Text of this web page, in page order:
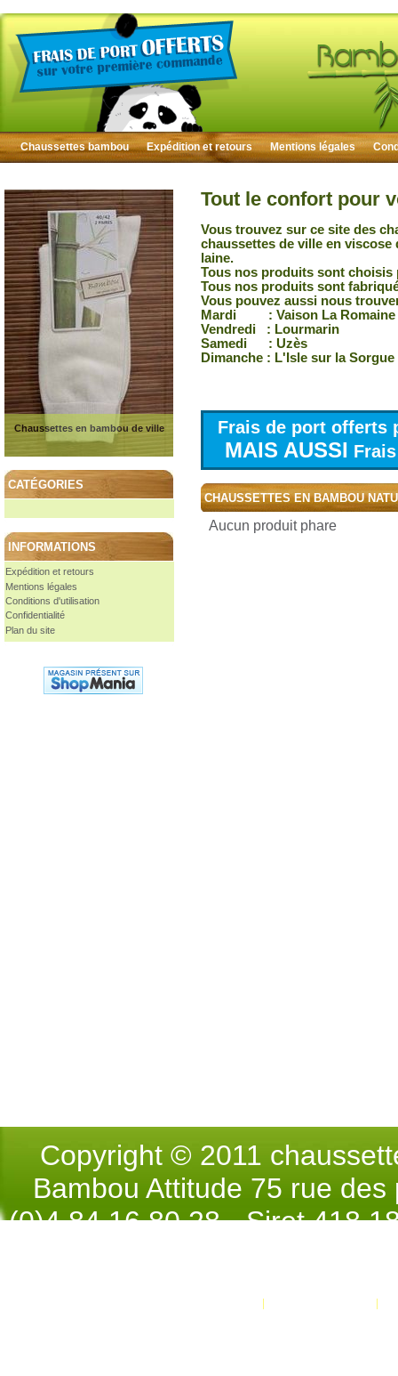
Chaussettes bambou Expédition et retours Mentions légales
Chaussettes en bambou de ville
CATÉGORIES
INFORMATIONS
Expédition et retours
Mentions légales
Conditions d'utilisation
Confidentialité
Plan du site
Tout le confort pour
Vous trouvez sur ce site des
chaussettes de ville en
laine.
Tous nos produits sont choisis
Tous nos produits sont
Vous pouvez aussi nous
Mardi : Vaison La Romaine
Vendredi : Lourmarin
Samedi : Uzès
Dimanche : L'Isle sur la Sorgue
Frais de port offerts
MAIS AUSSI
CHAUSSETTES EN BAMBOU
Aucun produit phare
Copyright © 2011
Bambou Attitude 75 rue
(0)4.84.16.80.28 - Siret 418